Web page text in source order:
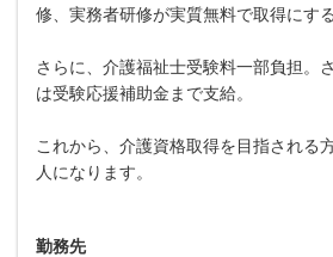
修、実務者研修が実質無料で取得にす
さらに、介護福祉士受験料一部負担。
は受験応援補助金まで支給。
これから、介護資格取得を目指される
人になります。
勤務先